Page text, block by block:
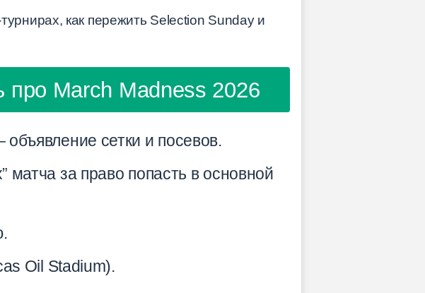
как пережить Selection Sunday и
про March Madness 2026
сетки и посевов.
за право попасть в основной
Oil Stadium).